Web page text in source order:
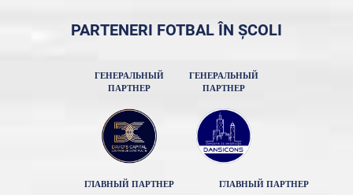
PARTENERI FOTBAL ÎN ȘCOLI
ГЕНЕРАЛЬНЫЙ
ПАРТНЕР
ГЕНЕРАЛЬНЫЙ
ПАРТНЕР
ГЛАВНЫЙ ПАРТНЕР ГЛАВНЫЙ ПАРТНЕР